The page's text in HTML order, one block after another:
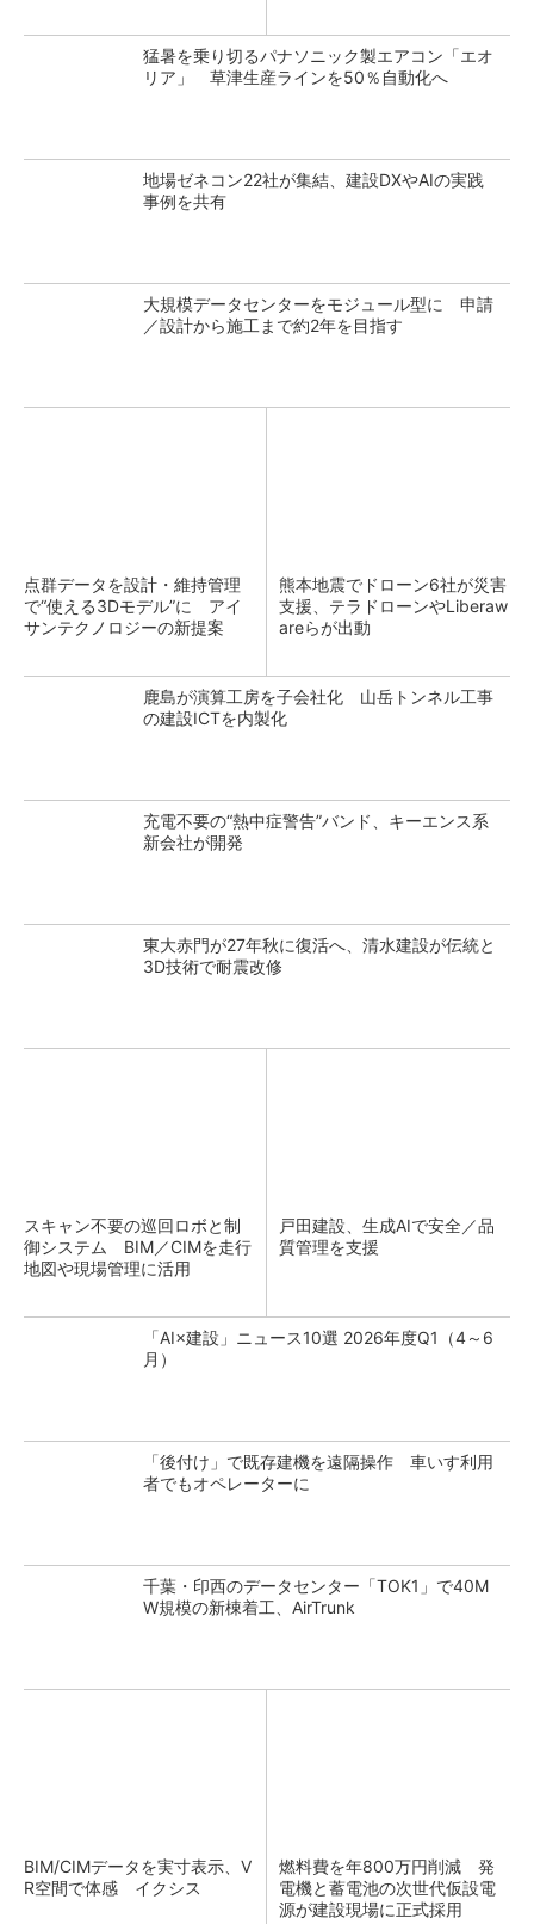
猛暑を乗り切るパナソニック製エアコン「エオ
リア」 草津生産ラインを50％自動化へ
地場ゼネコン22社が集結、建設DXやAIの実践
事例を共有
大規模データセンターをモジュール型に 申請
／設計から施工まで約2年を目指す
点群データを設計・維持管理
で“使える3Dモデル”に アイ
サンテクノロジーの新提案
熊本地震でドローン6社が災害
支援、テラドローンやLiberaw
areらが出動
鹿島が演算工房を子会社化 山岳トンネル工事
の建設ICTを内製化
充電不要の“熱中症警告”バンド、キーエンス系
新会社が開発
東大赤門が27年秋に復活へ、清水建設が伝統と
3D技術で耐震改修
スキャン不要の巡回ロボと制
御システム BIM／CIMを走行
地図や現場管理に活用
戸田建設、生成AIで安全／品
質管理を支援
「AI×建設」ニュース10選 2026年度Q1（4～6
月）
「後付け」で既存建機を遠隔操作 車いす利用
者でもオペレーターに
千葉・印西のデータセンター「TOK1」で40M
W規模の新棟着工、AirTrunk
BIM/CIMデータを実寸表示、V
R空間で体感 イクシス
燃料費を年800万円削減 発
電機と蓄電池の次世代仮設電
源が建設現場に正式採用